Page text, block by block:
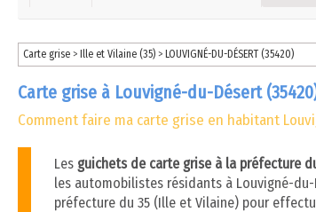
Carte grise > Ille et Vilaine (35)> LOUVIGNÉ-DU-DÉSERT (35420)
Carte grise à Louvigné-du-Désert
Comment faire ma carte grise en habitant
Les guichets de carte grise à la préfecture
les automobilistes résidants à Louvigné-
préfecture du 35 (Ille et Vilaine) pour